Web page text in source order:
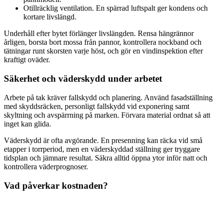
Otillräcklig ventilation. En spärrad luftspalt ger kondens och
kortare livslängd.
Underhåll efter bytet förlänger livslängden. Rensa hängrännor
årligen, borsta bort mossa från pannor, kontrollera nockband och
tätningar runt skorsten varje höst, och gör en vindinspektion efter
kraftigt oväder.
Säkerhet och väderskydd under arbetet
Arbete på tak kräver fallskydd och planering. Använd fasadställning
med skyddsräcken, personligt fallskydd vid exponering samt
skyltning och avspärrning på marken. Förvara material ordnat så att
inget kan glida.
Väderskydd är ofta avgörande. En presenning kan räcka vid små
etapper i torrperiod, men en väderskyddad ställning ger tryggare
tidsplan och jämnare resultat. Säkra alltid öppna ytor inför natt och
kontrollera väderprognoser.
Vad påverkar kostnaden?